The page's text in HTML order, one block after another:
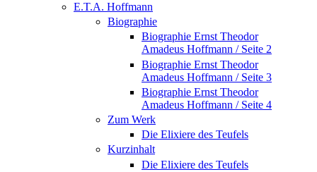
E.T.A. Hoffmann
Biographie
Biographie Ernst Theodor
Amadeus Hoffmann / Seite 2
Biographie Ernst Theodor
Amadeus Hoffmann / Seite 3
Biographie Ernst Theodor
Amadeus Hoffmann / Seite 4
Zum Werk
Die Elixiere des Teufels
Kurzinhalt
Die Elixiere des Teufels